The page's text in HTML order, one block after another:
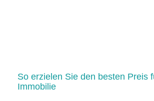
So erzielen Sie den besten Preis
Immobilie